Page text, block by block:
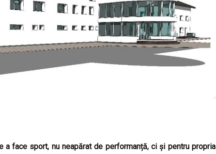
face sport, nu neapărat de performanță, ci și pentru propria